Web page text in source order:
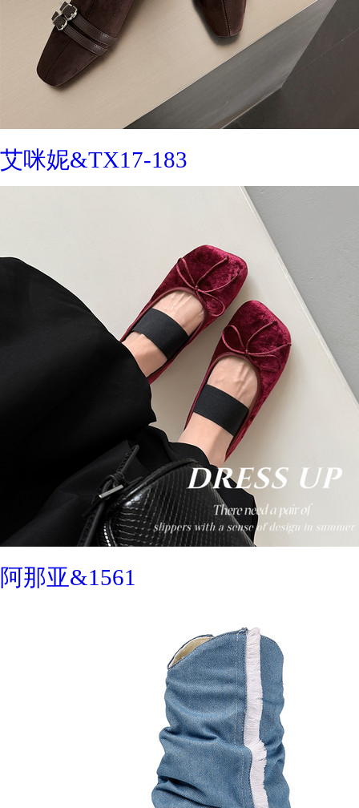
艾咪妮&TX17-183
阿那亚&1561